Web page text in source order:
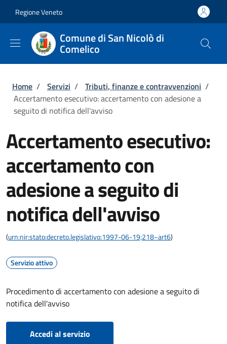
Regione Veneto
Comune di San Nicolò di
Comelico
Briciole di pane
Home / Servizi / Tributi, finanze e contravvenzioni /
Accertamento esecutivo: accertamento con adesione a
seguito di notifica dell'avviso
Accertamento esecutivo:
accertamento con
adesione a seguito di
notifica dell'avviso
(urn:nir:stato:decreto.legislativo:1997-06-19;218~art6)
Servizio attivo
Procedimento di accertamento con adesione a seguito di
notifica dell'avviso
Accedi al servizio